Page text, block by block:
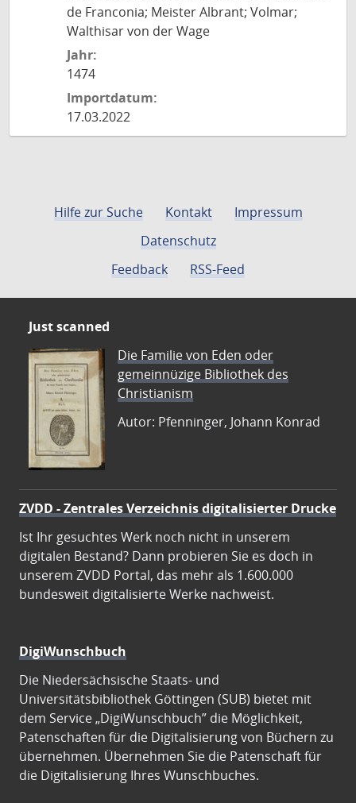
de Franconia; Meister Albrant; Volmar;
Walthisar von der Wage
Jahr:
1474
Importdatum:
17.03.2022
Hilfe zur Suche Kontakt
Impressum
Datenschutz
Feedback
RSS-Feed
Just scanned
Die Familie von Eden oder
gemeinnüzige Bibliothek des
Christianism
Autor: Pfenninger, Johann Konrad
ZVDD - Zentrales Verzeichnis digitalisierter Drucke
Ist Ihr gesuchtes Werk noch nicht in unserem
digitalen Bestand? Dann probieren Sie es doch in
unserem ZVDD Portal, das mehr als 1.600.000
bundesweit digitalisierte Werke nachweist.
DigiWunschbuch
Die Niedersächsische Staats- und
Universitätsbibliothek Göttingen (SUB) bietet mit
dem Service „DigiWunschbuch” die Möglichkeit,
Patenschaften für die Digitalisierung von Büchern zu
übernehmen. Übernehmen Sie die Patenschaft für
die Digitalisierung Ihres Wunschbuches.